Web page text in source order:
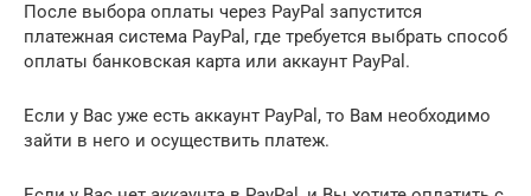
После выбора оплаты через PayPal запустится
платежная система PayPal, где требуется выбрать способ
оплаты банковская карта или аккаунт PayPal.
Если у Вас уже есть аккаунт PayPal, то Вам необходимо
зайти в него и осуществить платеж.